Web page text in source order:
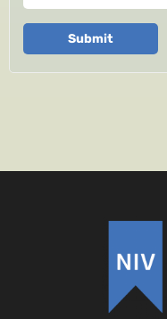
Submit